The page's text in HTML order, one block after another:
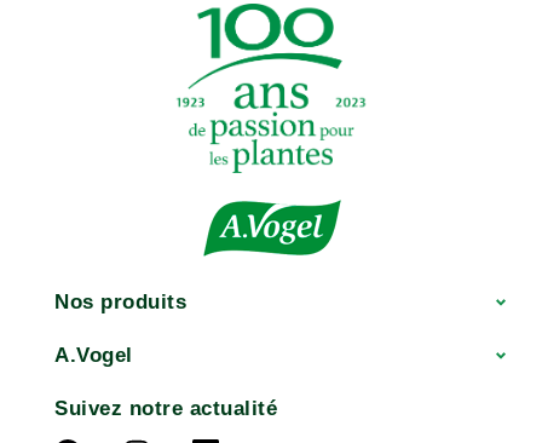
Nos produits
A.Vogel
Suivez notre actualité